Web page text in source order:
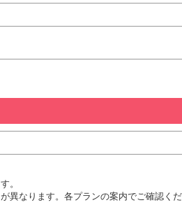
。
異なります。各プランの案内でご確認くだ